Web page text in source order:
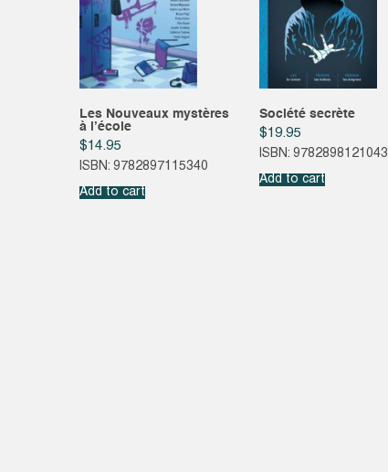
Les Nouveaux mystères
à l’école
$14.95
ISBN: 9782897115340
Add to cart
Société secrète
$19.95
ISBN: 9782898121043
Add to cart